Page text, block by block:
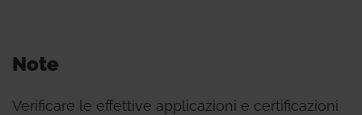
Note
Verificare le effettive applicazioni e certificazioni